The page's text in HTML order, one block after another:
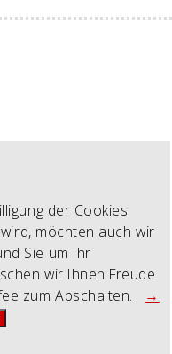
der Cookies
möchten auch wir
Sie um Ihr
wir Ihnen Freude
zum Abschalten.
→